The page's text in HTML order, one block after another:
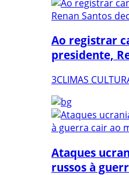
Ao registrar
presidente,
3CLIMAS
Ataques
russos à